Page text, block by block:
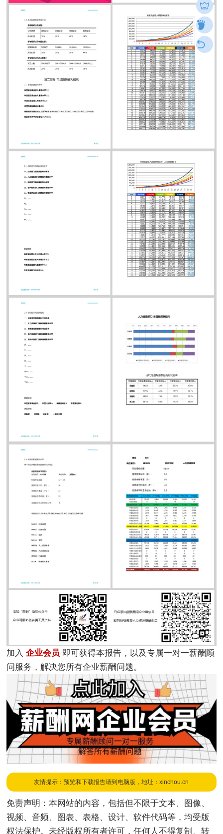
加入企业会员 即可获得本报告，以及专属一对一薪酬顾
问服务，解决您所有企业薪酬问题。
友情提示：预览和下载报告请到电脑版，地址：xinchou.cn
免责声明：本网站的内容，包括但不限于文本、图像、
视频、音频、图表、表格、设计、软件代码等，均受版
权法保护。未经版权所有者许可，任何人不得复制、转